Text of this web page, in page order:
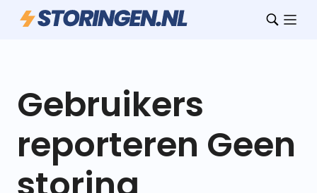
Gebruikers
reporteren Geen